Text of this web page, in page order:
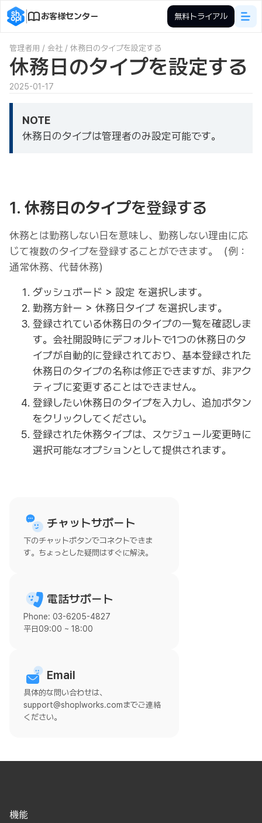
お客様センター 無料トライアル
管理者用 / 会社 / 休務日のタイプを設定する
休務日のタイプを設定する
2025-01-17
NOTE
休務日のタイプは管理者のみ設定可能です。
1. 休務日のタイプを登録する
休務とは勤務しない日を意味し、勤務しない理由に応
じて複数のタイプを登録することができます。（例：
通常休務、代替休務）
ダッシュボード > 設定 を選択します。
勤務方針ー > 休務日タイプ を選択します。
登録されている休務日のタイプの一覧を確認しま
す。会社開設時にデフォルトで1つの休務日のタ
イプが自動的に登録されており、基本登録された
休務日のタイプの名称は修正できますが、非アク
ティブに変更することはできません。
登録したい休務日のタイプを入力し、追加ボタン
をクリックしてください。
登録された休務タイプは、スケジュール変更時に
選択可能なオプションとして提供されます。
チャットサポート
下のチャットボタンでコネクトできま
す。ちょっとした疑問はすぐに解決。
電話サポート
Phone: 03-6205-4827
平日09:00 ~ 18:00
Email
具体的な問い合わせは、
support@shoplworks.comまでご連絡
ください。
機能